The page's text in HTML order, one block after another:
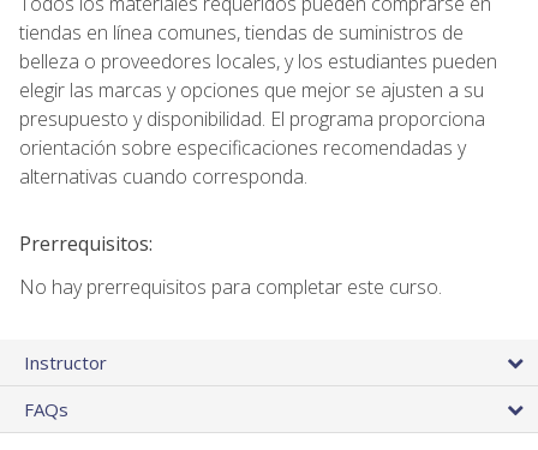
tiendas en línea comunes, tiendas de suministros de
belleza o proveedores locales, y los estudiantes pueden
elegir las marcas y opciones que mejor se ajusten a su
presupuesto y disponibilidad. El programa proporciona
orientación sobre especificaciones recomendadas y
alternativas cuando corresponda.
Prerrequisitos:
No hay prerrequisitos para completar este curso.
Instructor
FAQs